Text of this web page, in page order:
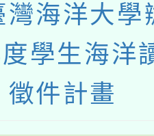
灣海洋大學
度學生海洋
件計畫